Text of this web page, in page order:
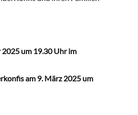
um 19.30 Uhr im
am 9. März 2025 um